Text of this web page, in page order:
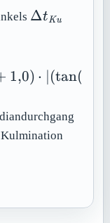
\Delta
ΔtKu
1,0) ⋅ ∣(tan(